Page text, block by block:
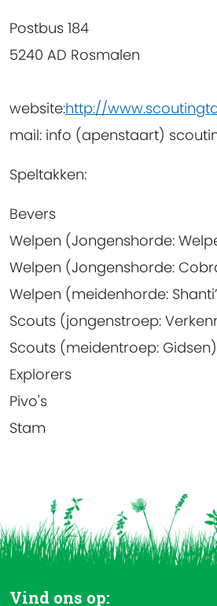
Postbus 184
5240 AD Rosmalen
website:http://
mail: info (apenstaart)
Speltakken:
Bevers
Welpen (Jongenshorde:
Welpen (Jongenshorde:
Welpen (meidenhorde:
Scouts (jongenstroep:
Scouts (meidentroep: Gidsen)
Explorers
Pivo's
Stam
Vind ons op: